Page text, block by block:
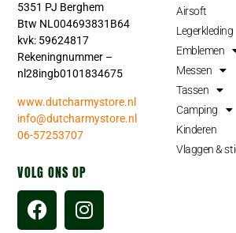
5351 PJ Berghem
Btw NL004693831B64
kvk: 59624817
Rekeningnummer –
nl28ingb0101834675
www.dutcharmystore.nl
info@dutcharmystore.nl
06-57253707
VOLG ONS OP
Airsoft
Legerkleding
Emblemen
Messen
Tassen
Camping
Kinderen
Vlaggen &